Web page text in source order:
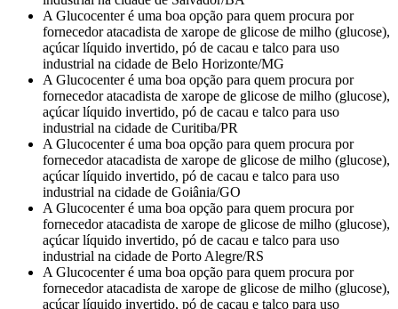
A Glucocenter é uma boa opção para quem procura por
fornecedor atacadista de xarope de glicose de milho (glucose),
açúcar líquido invertido, pó de cacau e talco para uso
industrial na cidade de Belo Horizonte/MG
A Glucocenter é uma boa opção para quem procura por
fornecedor atacadista de xarope de glicose de milho (glucose),
açúcar líquido invertido, pó de cacau e talco para uso
industrial na cidade de Curitiba/PR
A Glucocenter é uma boa opção para quem procura por
fornecedor atacadista de xarope de glicose de milho (glucose),
açúcar líquido invertido, pó de cacau e talco para uso
industrial na cidade de Goiânia/GO
A Glucocenter é uma boa opção para quem procura por
fornecedor atacadista de xarope de glicose de milho (glucose),
açúcar líquido invertido, pó de cacau e talco para uso
industrial na cidade de Porto Alegre/RS
A Glucocenter é uma boa opção para quem procura por
fornecedor atacadista de xarope de glicose de milho (glucose),
açúcar líquido invertido, pó de cacau e talco para uso